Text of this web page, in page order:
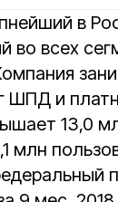
в
во всех
ШПД и
13,0
млн